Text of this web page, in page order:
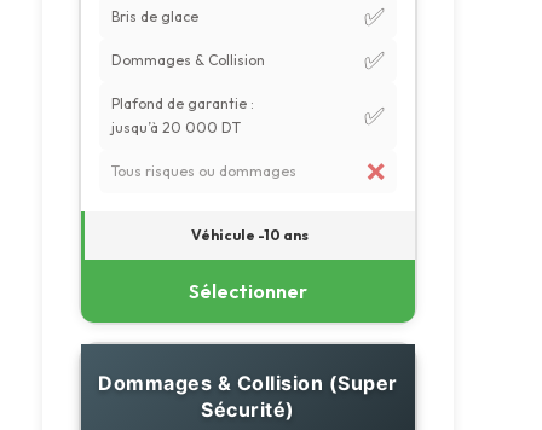
Bris de glace ✅
Dommages & Collision ✅
Plafond de garantie :
jusqu’à 20 000 DT
✅
Tous risques ou dommages ❌
Véhicule -10 ans
Sélectionner
Dommages & Collision (Super
Sécurité)